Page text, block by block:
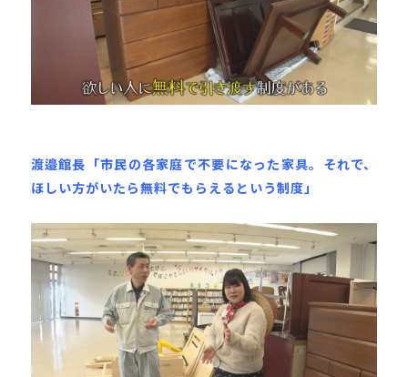
渡邉館長「市民の各家庭で不要になった家具。それで、
ほしい方がいたら無料でもらえるという制度」